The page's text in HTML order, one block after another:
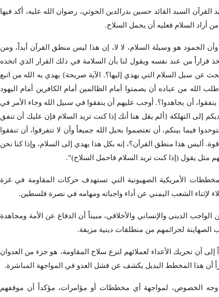
السيد القائد حسين بدرالدين الحوثي، رضوان الله عليه، أكد فيها
أراد السلام فعليه أن يحمل السلاح.
الجمود هو وسيلة السلام، لا لا، إن هذا ليس منطق القرآن أبداً، ومن
من عند نفسه ويقول لنا بأن السلامة في ذلك القرار الذي اتخذه
عن سبل السلام التي يهدي إليها؟. الآية صريحة} يهدي به الله من اتبع
الله من عباده أن يصمتوا أمام الظالمين أمام الكافرين أمام اليهود
أن يجاهدوا؟. أوجب عليهم أن ينفقوا في سبيل الله وجاء الأمر في
إلى التهلكة {ألم يقل هنا أنك إذا كنت تريد السلام فإن عليك أن تنفق
فيما بينكم، أن تعتصموا بحبل الله جميعاً وأن لا تتفرقوا، أن تنفقوا
أليس هذا منطق القرآن؟، إنه بكل هذا يهدي إلى السلام، وإذا كنا نحن
مثل يقول (إذا كنت تريد السلام فاحمل السلاح)”.
الأمريكية الصهيونية التي تستهدف حركات المقاومة في غزة
لإثناء الشعب اليمني عن أداء واجباته ومهامه في نصرة فلسطين.
الديني والإنساني والأخلاقي، مبيناً أن الدفاع عن الأمة ومجاهدة
الصهاينة لجرائمهم من منطلقات دينية مزيفة.
أن تحريك الأعداء لعملائهم لنزع سلاح المقاومة، هو جزء من العدوان
أن هذا المخطط البديل يكشف عن فشل العدو في المواجهة المباشرة.
وجه الخصوص، لمواجهة أي مخططات أو مؤامرات، مؤكداً أن موقفهم